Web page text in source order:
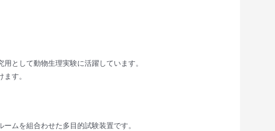
として動物生理実験に活躍しています。
す。
ムを組合わせた多目的試験装置です。